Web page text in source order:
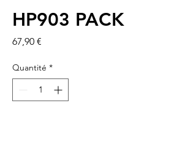
HP903 PACK
67,90 €
Quantité *